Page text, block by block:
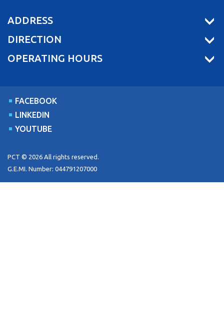
ADDRESS
DIRECTION
OPERATING HOURS
FACEBOOK
LINKEDIN
YOUTUBE
PCT © 2026 All rights reserved.
G.E.MI. Number: 044791207000